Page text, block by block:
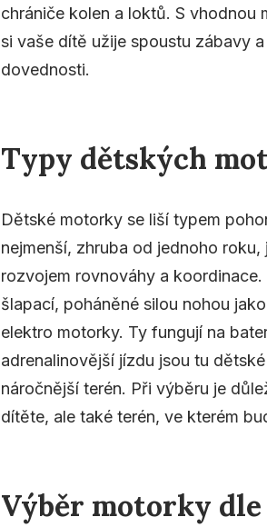
chrániče kolen a loktů. S vhodnou
si vaše dítě užije spoustu zábavy
dovednosti.
Typy dětských
Dětské motorky se liší typem
nejmenší, zhruba od jednoho
rozvojem rovnováhy a
šlapací, poháněné silou nohou
elektro motorky. Ty fungují na
adrenalinovější jízdu jsou tu
náročnější terén. Při výběru je
dítěte, ale také terén, ve kterém
Výběr motorky